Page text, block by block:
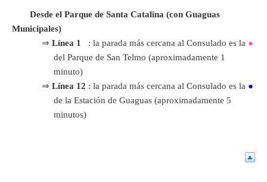
Desde el Parque de Santa Catalina (con Guaguas
Municipales)
⇒ Línea 1 : la parada más cercana al Consulado es la ●
del Parque de San Telmo (aproximadamente 1
minuto)
⇒ Línea 12 : la parada más cercana al Consulado es la ●
de la Estación de Guaguas (aproximadamente 5
minutos)